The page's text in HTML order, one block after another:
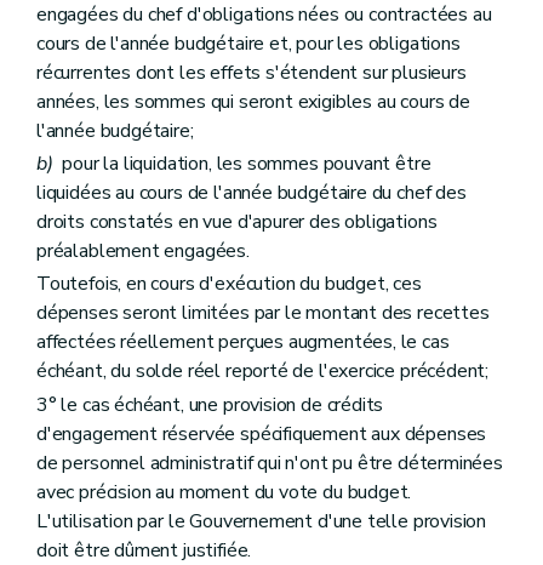
engagées du chef d'obligations nées ou contractées au
cours de l'année budgétaire et, pour les obligations
récurrentes dont les effets s'étendent sur plusieurs
années, les sommes qui seront exigibles au cours de
l'année budgétaire;
b) pour la liquidation, les sommes pouvant être
liquidées au cours de l'année budgétaire du chef des
droits constatés en vue d'apurer des obligations
préalablement engagées.
Toutefois, en cours d'exécution du budget, ces
dépenses seront limitées par le montant des recettes
affectées réellement perçues augmentées, le cas
échéant, du solde réel reporté de l'exercice précédent;
3° le cas échéant, une provision de crédits
d'engagement réservée spécifiquement aux dépenses
de personnel administratif qui n'ont pu être déterminées
avec précision au moment du vote du budget.
L'utilisation par le Gouvernement d'une telle provision
doit être dûment justifiée.